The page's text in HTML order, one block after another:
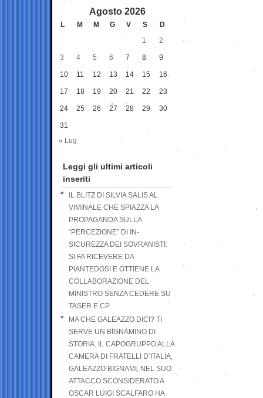
Agosto 2026
L M M G V S
D
1
2
3 4 5 6 7 8 9
10 11 12 13 14 15 16
17 18 19 20 21 22 23
24 25 26 27 28 29 30
31
« Lug
Leggi gli ultimi articoli
inseriti
IL BLITZ DI SILVIA SALIS AL
VIMINALE CHE SPIAZZA LA
PROPAGANDA SULLA
“PERCEZIONE” DI IN-
SICUREZZA DEI SOVRANISTI:
SI FA RICEVERE DA
PIANTEDOSI E OTTIENE LA
COLLABORAZIONE DEL
MINISTRO SENZA CEDERE SU
TASER E CP
MA CHE GALEAZZO DICI? TI
SERVE UN BIGNAMINO DI
STORIA. IL CAPOGRUPPO ALLA
CAMERA DI FRATELLI D’ITALIA,
GALEAZZO BIGNAMI, NEL SUO
ATTACCO SCONSIDERATO A
OSCAR LUIGI SCALFARO HA